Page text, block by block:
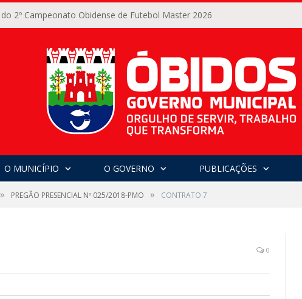
do 2º Campeonato Obidense de Futebol Master 2026
O MUNICÍPIO O GOVERNO PUBLICAÇÕES
» PREGÃO PRESENCIAL Nº 025/2018-PMO » CONTRATO 7
0